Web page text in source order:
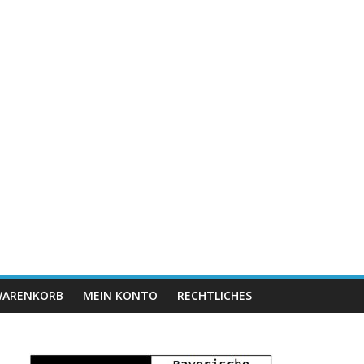
MEIN KONTO RECHTLICHES